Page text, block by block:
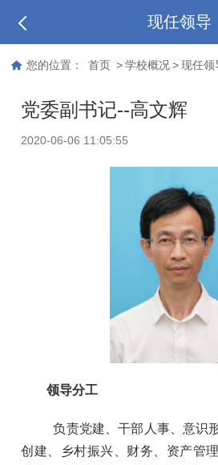
现任领导
您的位置： 首页 > 学校概况 > 现任领
党委副书记--高文辉
2020-06-06 11:05:55
领导分工
负责党建、干部人事、意识
创建、乡村振兴、财务、资产管